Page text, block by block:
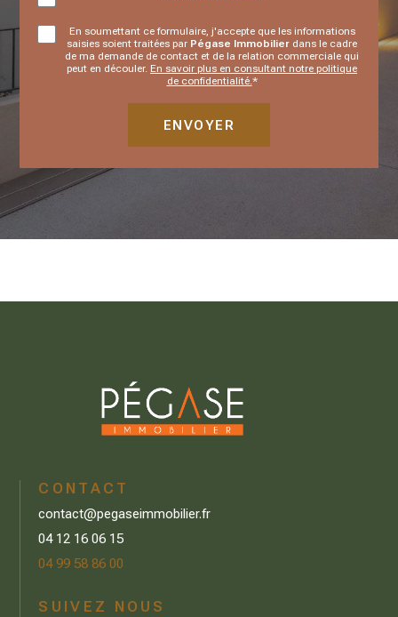
En soumettant ce formulaire, j'accepte que les informations
saisies soient traitées par Pégase Immobilier dans le cadre
de ma demande de contact et de la relation commerciale qui
peut en découler. En savoir plus en consultant notre politique
de confidentialité.*
CONTACT
contact@pegaseimmobilier.fr
04 12 16 06 15
04 99 58 86 00
SUIVEZ NOUS